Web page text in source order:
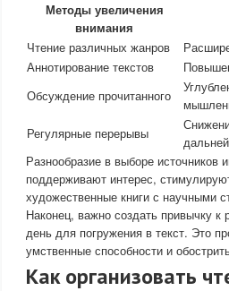
Методы увеличения
внимания
Чтение различных жанров
Аннотирование текстов
Обсуждение прочитанного
Регулярные перерывы
Разнообразие в выборе
поддерживают интерес,
художественные книги с научными
Наконец, важно создать привычку
день для погружения в текст. Это
умственные способности и
Как организовать